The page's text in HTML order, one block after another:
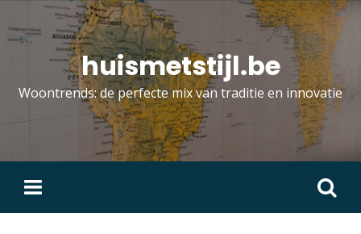
to
huismetstijl.be
Woontrends: de perfecte mix van traditie en innovatie
Zoeken
naar: